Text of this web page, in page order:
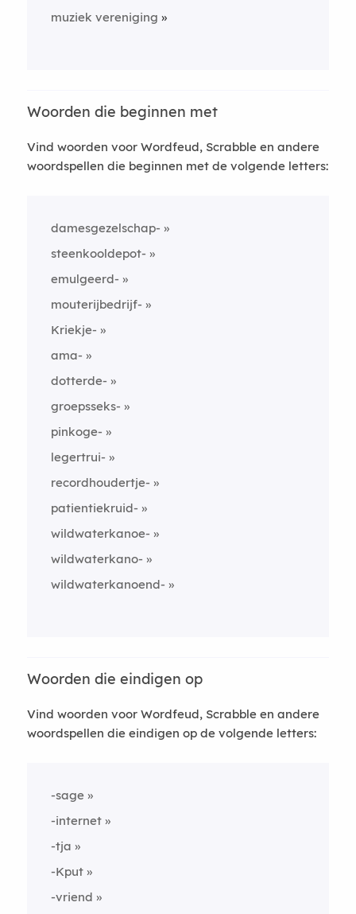
muziek vereniging
Woorden die beginnen met
Vind woorden voor Wordfeud, Scrabble en andere
woordspellen die beginnen met de volgende letters:
damesgezelschap-
steenkooldepot-
emulgeerd-
mouterijbedrijf-
Kriekje-
ama-
dotterde-
groepsseks-
pinkoge-
legertrui-
recordhoudertje-
patientiekruid-
wildwaterkanoe-
wildwaterkano-
wildwaterkanoend-
Woorden die eindigen op
Vind woorden voor Wordfeud, Scrabble en andere
woordspellen die eindigen op de volgende letters:
-sage
-internet
-tja
-Kput
-vriend